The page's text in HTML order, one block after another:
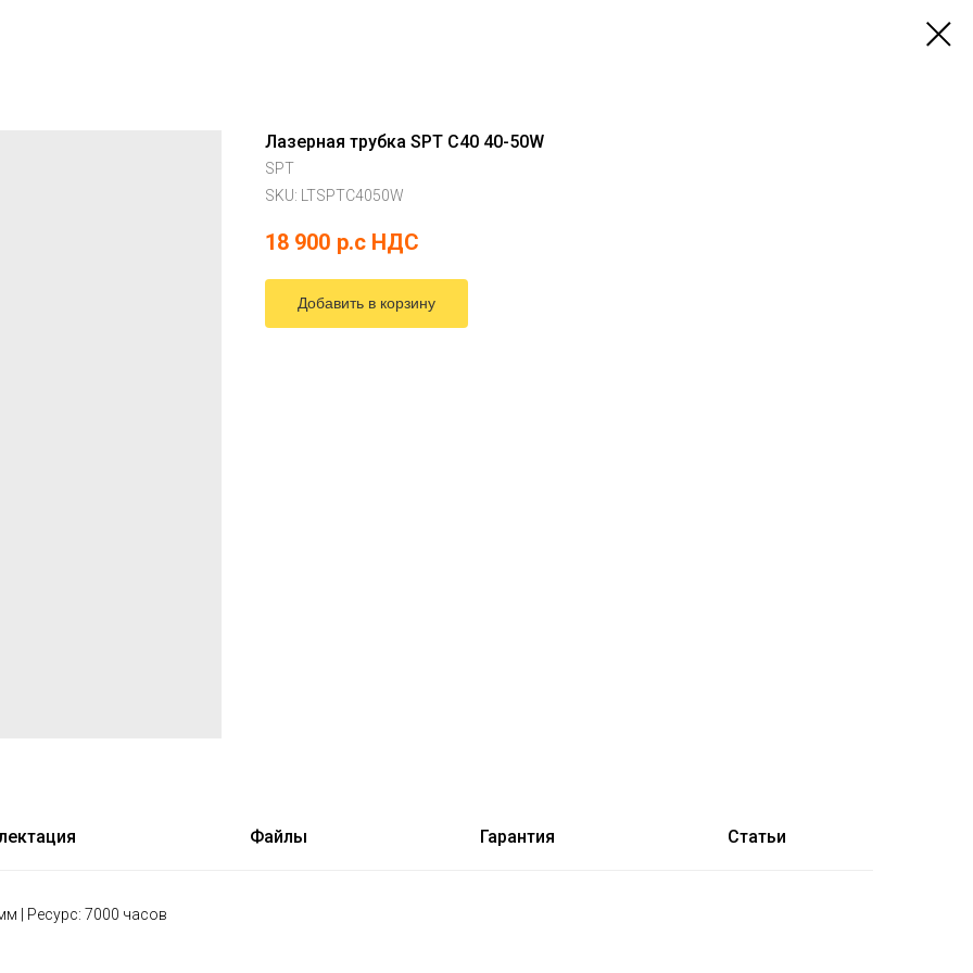
Лазерная трубка SPT C40 40-50W
SPT
SKU: LTSPTC4050W
18 900 р.c НДС
Добавить в корзину
Файлы Гарантия Статьи
| Ресурс: 7000 часов